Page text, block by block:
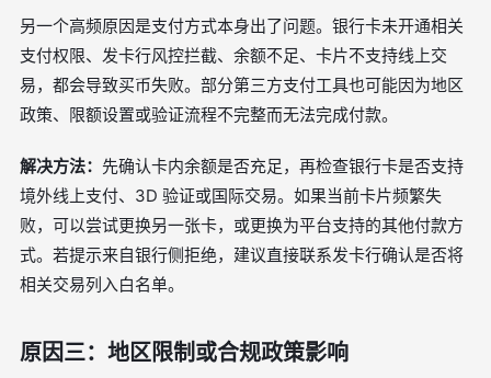
另一个高频原因是支付方式本身出了问题。银行卡未开通相关
支付权限、发卡行风控拦截、余额不足、卡片不支持线上交
易，都会导致买币失败。部分第三方支付工具也可能因为地区
政策、限额设置或验证流程不完整而无法完成付款。
解决方法： 先确认卡内余额是否充足，再检查银行卡是否支持
境外线上支付、3D 验证或国际交易。如果当前卡片频繁失
败，可以尝试更换另一张卡，或更换为平台支持的其他付款方
式。若提示来自银行侧拒绝，建议直接联系发卡行确认是否将
相关交易列入白名单。
原因三：地区限制或合规政策影响